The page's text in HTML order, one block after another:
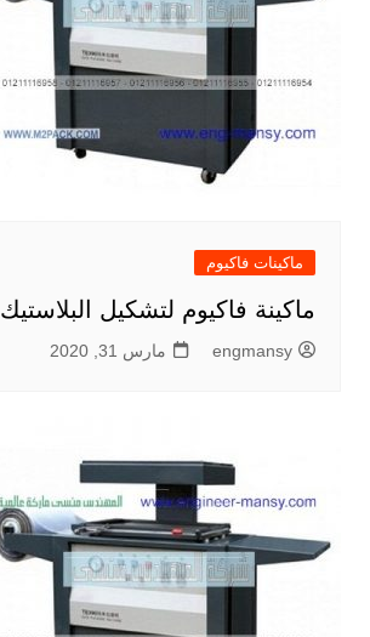
ماكينات فاكيوم
ماكينة فاكيوم لتشكيل البلاستيك
engmansy مارس 31, 2020